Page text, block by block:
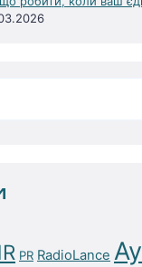
PR RadioLance